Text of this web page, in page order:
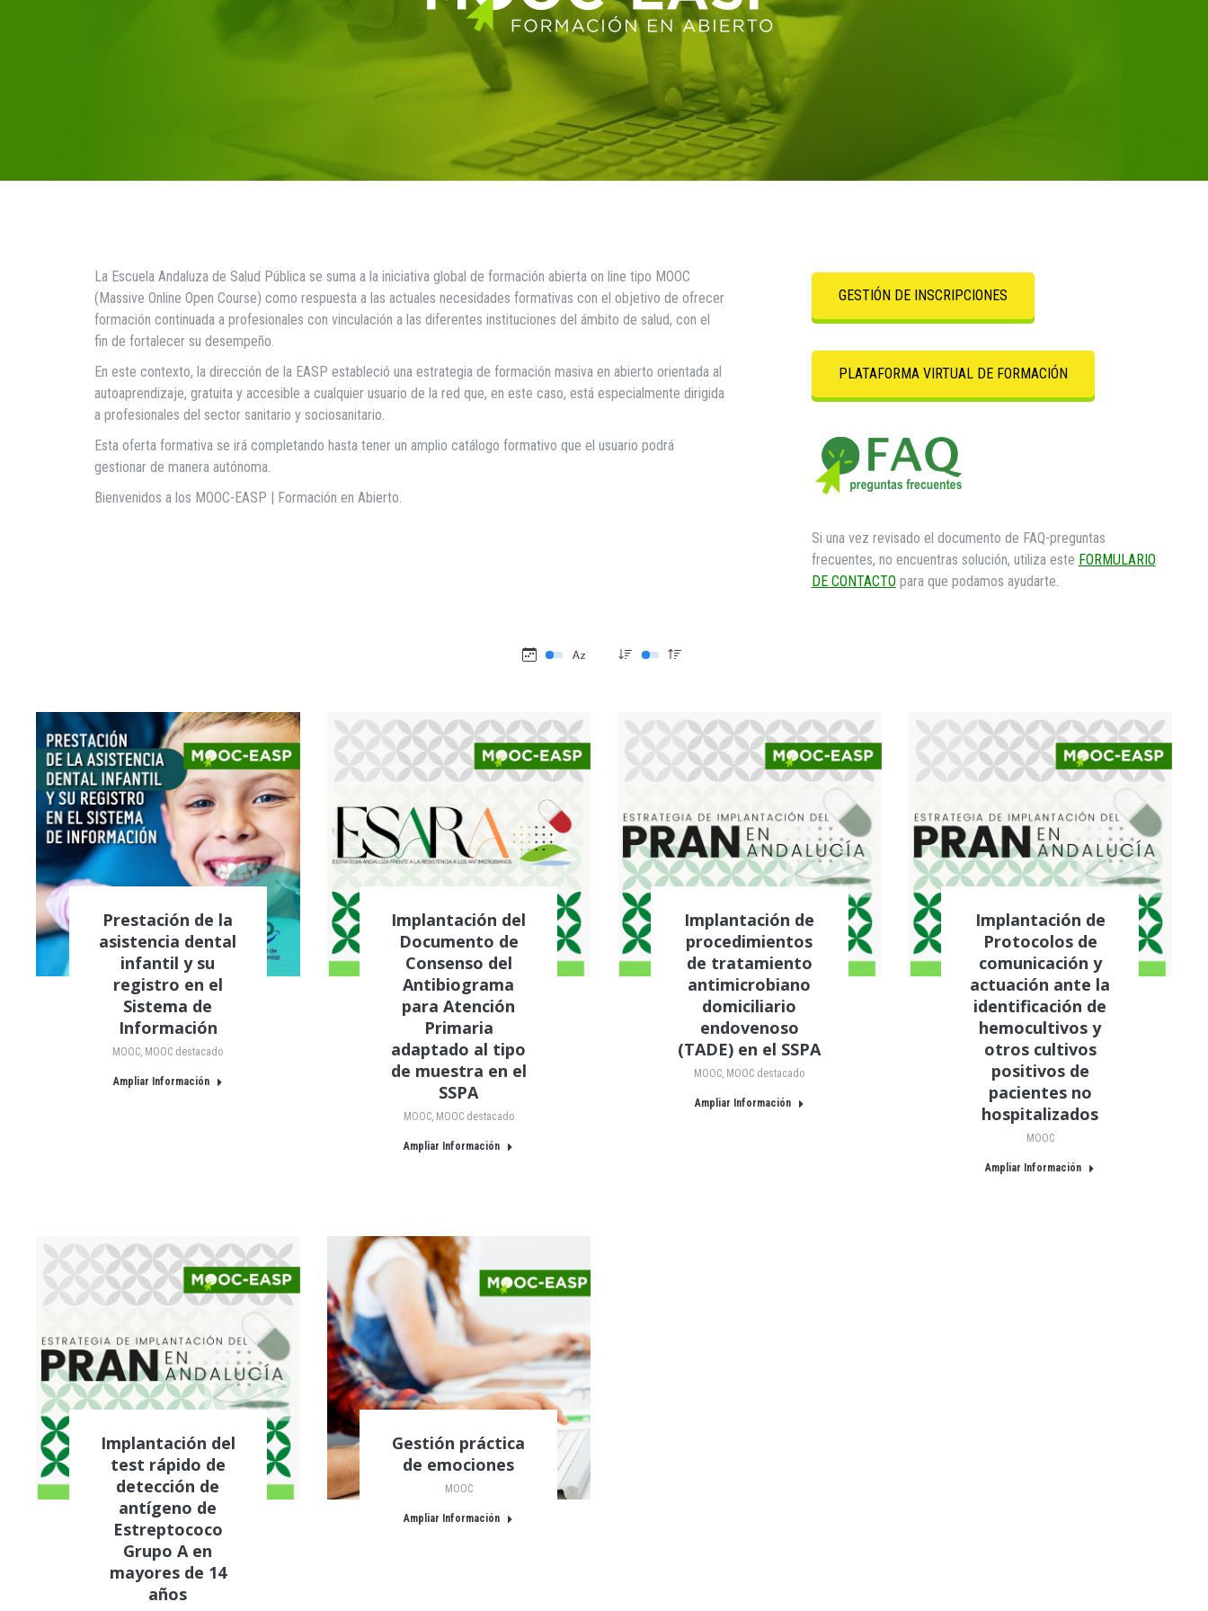
La Escuela Andaluza de Salud Pública se suma a la iniciativa global de formación abierta on line tipo MOOC
(Massive Online Open Course) como respuesta a las actuales necesidades formativas con el objetivo de ofrecer
formación continuada a profesionales con vinculación a las diferentes instituciones del ámbito de salud, con el
fin de fortalecer su desempeño.
En este contexto, la dirección de la EASP estableció una estrategia de formación masiva en abierto orientada al
autoaprendizaje, gratuita y accesible a cualquier usuario de la red que, en este caso, está especialmente dirigida
a profesionales del sector sanitario y sociosanitario.
Esta oferta formativa se irá completando hasta tener un amplio catálogo formativo que el usuario podrá
gestionar de manera autónoma.
Bienvenidos a los MOOC-EASP | Formación en Abierto.
GESTIÓN DE INSCRIPCIONES
PLATAFORMA VIRTUAL DE FORMACIÓN
Si una vez revisado el documento de FAQ-preguntas
frecuentes, no encuentras solución, utiliza este FORMULARIO
DE CONTACTOpara que podamos ayudarte.
Prestación de la
asistencia dental
infantil y su
registro en el
Sistema de
Información
MOOC MOOC destacado
Ampliar Información
Implantación del
Documento de
Consenso del
Antibiograma
para Atención
Primaria
adaptado al tipo
de muestra en el
SSPA
MOOC, MOOC destacado
Ampliar Información
Implantación de
procedimientos
de tratamiento
antimicrobiano
domiciliario
endovenoso
(TADE) en el SSPA
MOOC MOOC destacado
Ampliar Información
Implantación de
Protocolos de
comunicación y
actuación ante la
identificación de
hemocultivos y
otros cultivos
positivos de
pacientes no
hospitalizados
MOOC
Ampliar Información
Implantación del
test rápido de
detección de
antígeno de
Estreptococo
Grupo A en
mayores de 14
años
Gestión práctica
de emociones
MOOC
Ampliar Información